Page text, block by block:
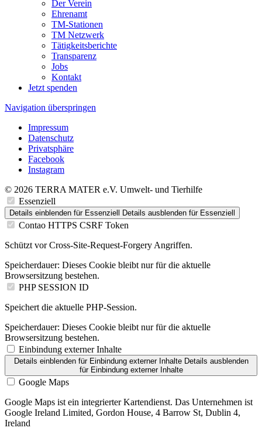
Der Verein
Ehrenamt
TM-Stationen
TM Netzwerk
Tätigkeitsberichte
Transparenz
Jobs
Kontakt
Jetzt spenden
Navigation überspringen
Impressum
Datenschutz
Privatsphäre
Facebook
Instagram
© 2026 TERRA MATER e.V. Umwelt- und Tierhilfe
Essenziell
Details einblenden für Essenziell Details ausblenden für Essenziell
Contao HTTPS CSRF Token
Schützt vor Cross-Site-Request-Forgery Angriffen.
Speicherdauer: Dieses Cookie bleibt nur für die aktuelle
Browsersitzung bestehen.
PHP SESSION ID
Speichert die aktuelle PHP-Session.
Speicherdauer: Dieses Cookie bleibt nur für die aktuelle
Browsersitzung bestehen.
Einbindung externer Inhalte
Details einblendenfür Einbindung externer Inhalte Details ausblenden
für Einbindung externer Inhalte
Google Maps
Google Maps ist ein integrierter Kartendienst. Das Unternehmen ist
Google Ireland Limited, Gordon House, 4 Barrow St, Dublin 4,
Ireland